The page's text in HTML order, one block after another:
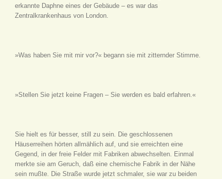
erkannte Daphne eines der Gebäude – es war das
Zentralkrankenhaus von London.
»Was haben Sie mit mir vor?« begann sie mit zitternder Stimme.
»Stellen Sie jetzt keine Fragen – Sie werden es bald erfahren.«
Sie hielt es für besser, still zu sein. Die geschlossenen
Häuserreihen hörten allmählich auf, und sie erreichten eine
Gegend, in der freie Felder mit Fabriken abwechselten. Einmal
merkte sie am Geruch, daß eine chemische Fabrik in der Nähe
sein mußte. Die Straße wurde jetzt schmaler, sie war zu beiden